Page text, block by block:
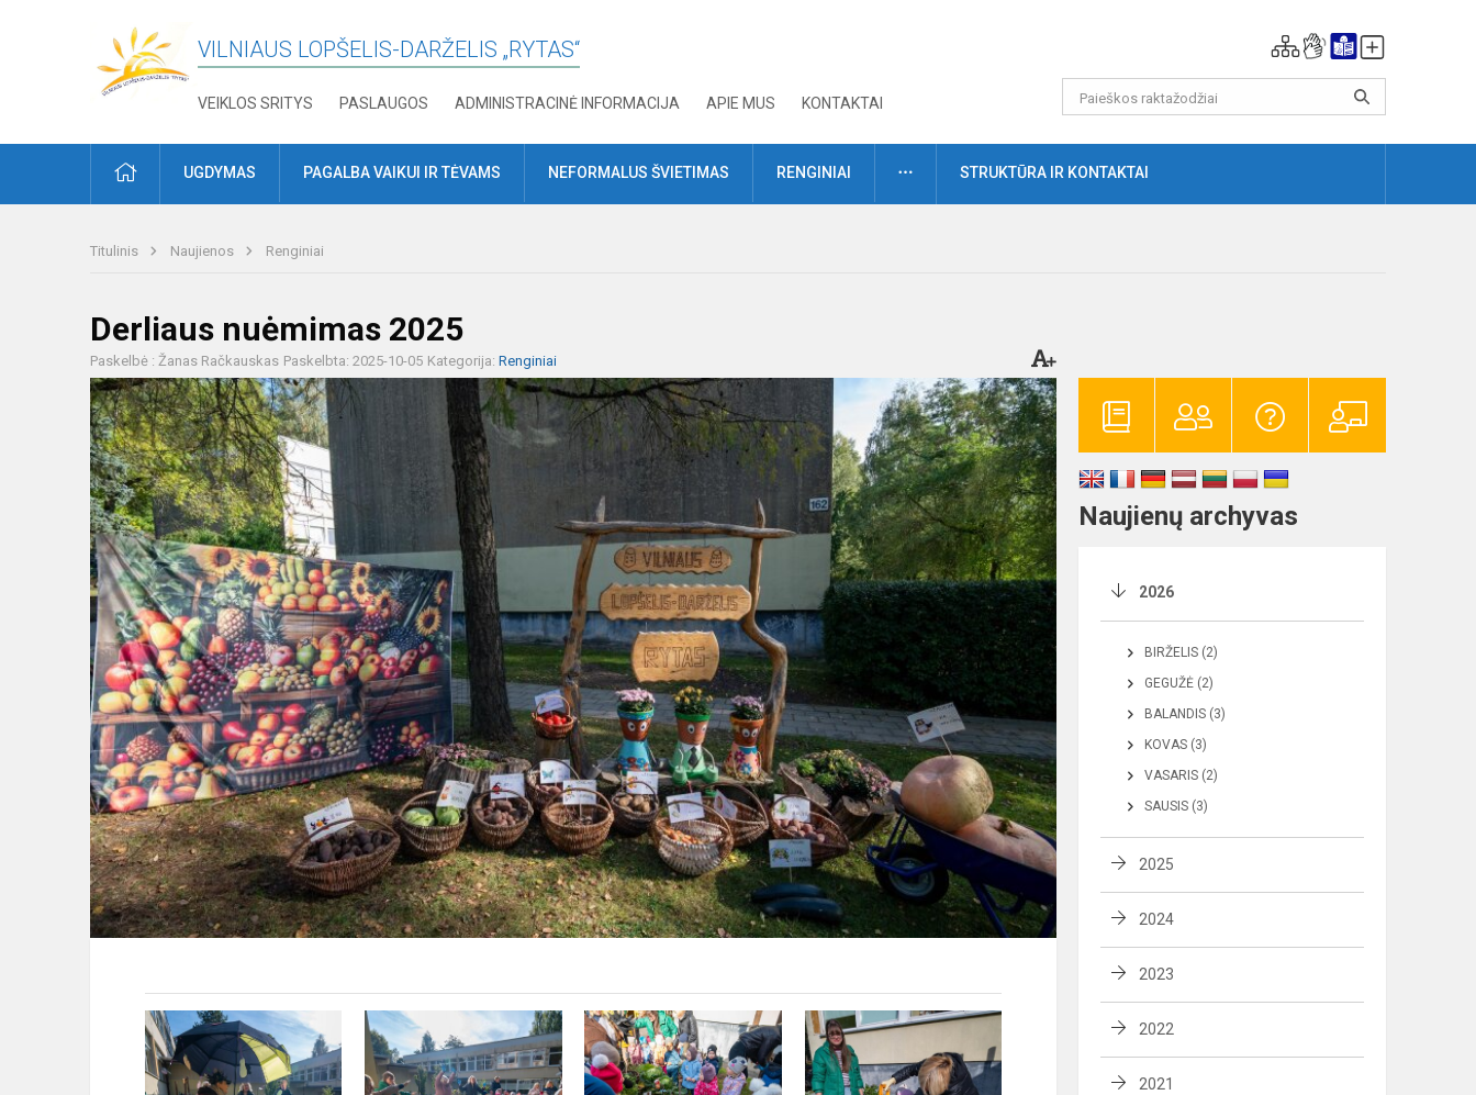
VILNIAUS LOPŠELIS-DARŽELIS „RYTAS“
VEIKLOS SRITYS PASLAUGOS ADMINISTRACINĖ INFORMACIJA APIE MUS KONTAKTAI
PRADŽIAUGDYMAS PAGALBA VAIKUI IR TĖVAMS NEFORMALUS ŠVIETIMAS RENGINIAI DAUGIAUSTRUKTŪRA IR KONTAKTAI
Titulinis Naujienos Renginiai
Derliaus nuėmimas 2025
Paskelbė : Žanas Račkauskas Paskelbta: 2025-10-05 Kategorija: Renginiai
Naujienų archyvas
2026
BIRŽELIS (2)
GEGUŽĖ (2)
BALANDIS (3)
KOVAS (3)
VASARIS (2)
SAUSIS (3)
2025
2024
2023
2022
2021